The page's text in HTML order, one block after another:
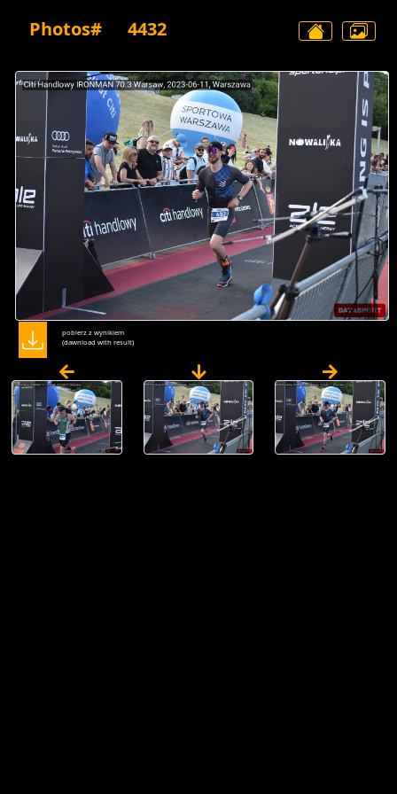
Photos# 4432
pobierz z wynikiem
(dawnload with result)